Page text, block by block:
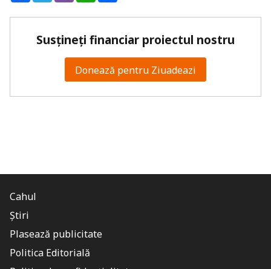
Susțineți financiar proiectul nostru
Donează pentru Ziuadeazi
Cahul
Știri
Plasează publicitate
Politica Editorială